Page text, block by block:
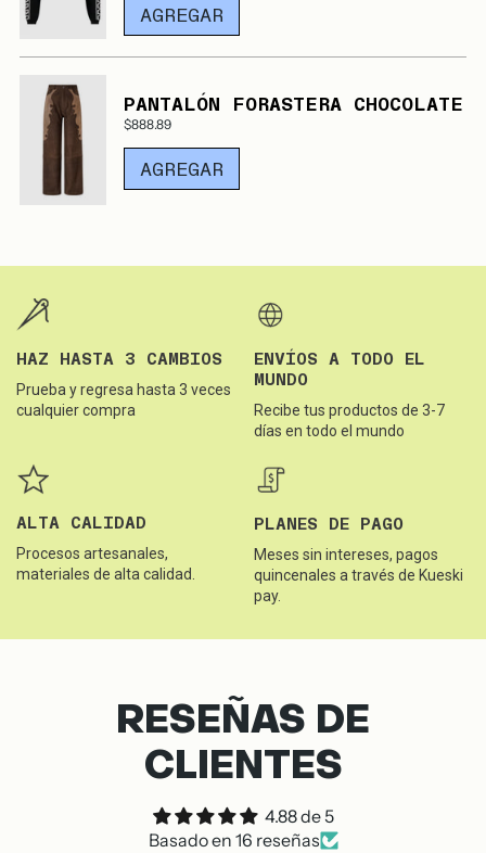
AGREGAR
PANTALÓN FORASTERA CHOCOLATE
$888.89
AGREGAR
HAZ HASTA 3 CAMBIOS
Prueba y regresa hasta 3 veces
cualquier compra
ENVÍOS A TODO EL
MUNDO
Recibe tus productos de 3-7
días en todo el mundo
ALTA CALIDAD
Procesos artesanales,
materiales de alta calidad.
PLANES DE PAGO
Meses sin intereses, pagos
quincenales a través de Kueski
pay.
RESEÑAS DE
CLIENTES
4.88 de 5
Basado en 16 reseñas